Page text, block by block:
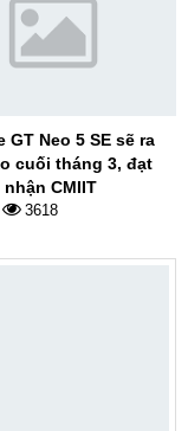
GT Neo 5 SE sẽ ra
cuối tháng 3, đạt
CMIIT
3618